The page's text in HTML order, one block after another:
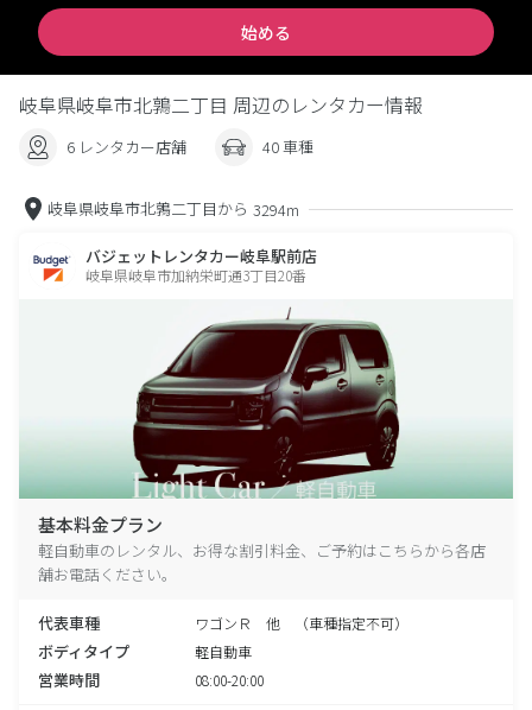
始める
岐阜県岐阜市北鶉二丁目 周辺のレンタカー情報
6 レンタカー店舗 40 車種
岐阜県岐阜市北鶉二丁目から 3294m
バジェットレンタカー岐阜駅前店
岐阜県岐阜市加納栄町通3丁目20番
基本料金プラン
軽自動車のレンタル、お得な割引料金、ご予約はこちらから各店
舗お電話ください。
代表車種 ワゴンＲ 他 （車種指定不可）
ボディタイプ 軽自動車
営業時間 08:00-20:00